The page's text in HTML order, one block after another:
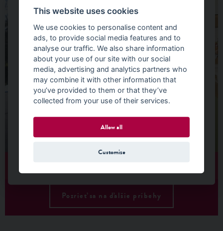
Pozrieť sa na ďalšie príbehy
This website uses cookies
We use cookies to personalise content and
ads, to provide social media features and to
analyse our traffic. We also share information
about your use of our site with our social
media, advertising and analytics partners who
may combine it with other information that
you’ve provided to them or that they’ve
collected from your use of their services.
Allow all
Customize